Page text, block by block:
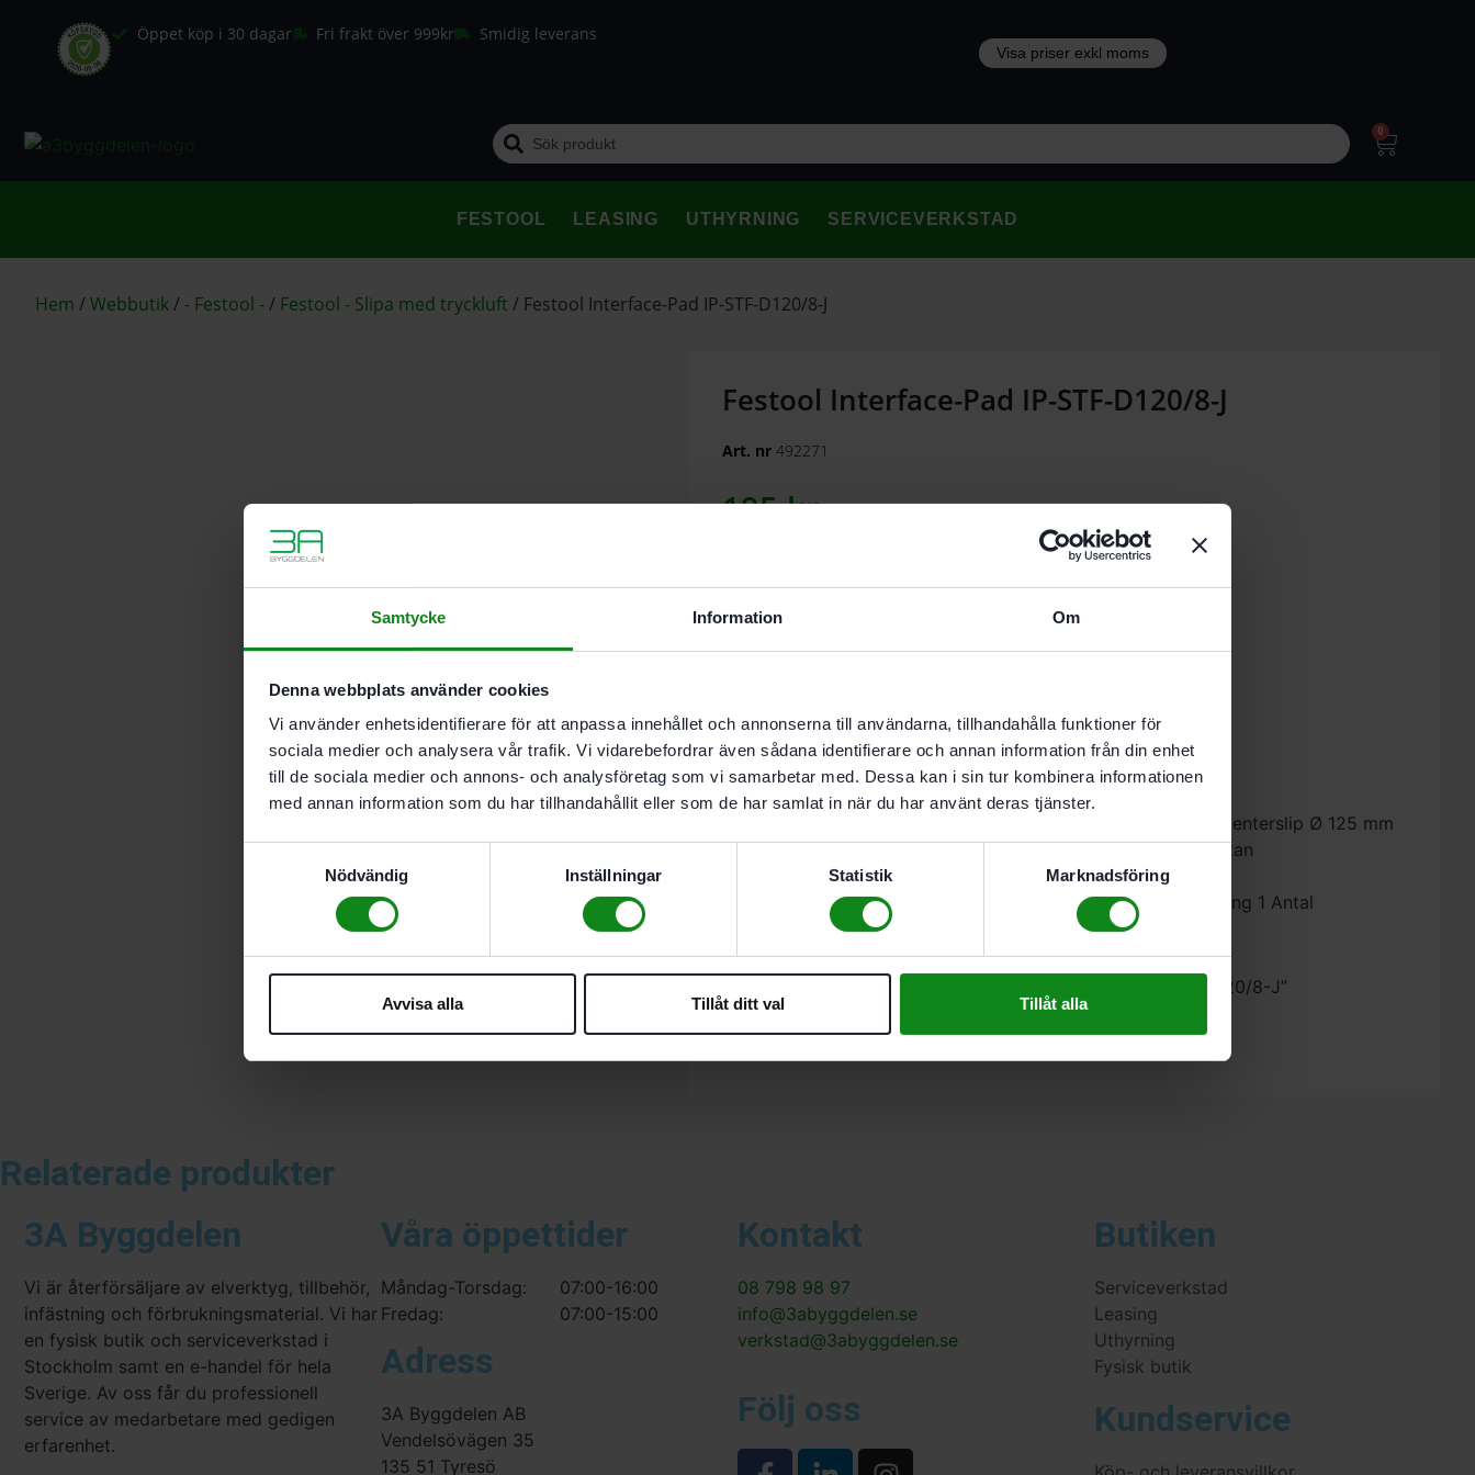
Samtycke Information Om
Denna webbplats använder cookies
Vi använder enhetsidentifierare för att anpassa innehållet och annonserna till användarna, tillhandahålla funktioner för
sociala medier och analysera vår trafik. Vi vidarebefordrar även sådana identifierare och annan information från din enhet
till de sociala medier och annons- och analysföretag som vi samarbetar med. Dessa kan i sin tur kombinera informationen
med annan information som du har tillhandahållit eller som de har samlat in när du har använt deras tjänster.
Nödvändig
Inställningar Statistik Marknadsföring
Avvisa alla Tillåt ditt val Tillåt alla
Öppet köp i 30 dagar Fri frakt över 999kr Smidig leverans
0
FESTOOL LEASING UTHYRNING SERVICEVERKSTAD
Hem /Webbutik/ - Festool -/ Festool - Slipa med tryckluft / Festool Interface-Pad IP-STF-D120/8-J
Festool Interface-Pad IP-STF-D120/8-J
Art. nr 492271
195kr
Beskrivning
Teknisk Data
Recensioner (0)
För slipning av välvda material samt finslipning med excenterslip Ø 125 mm
Som dämpningselement mellan slippappret och slipplattan
JETSTREAM
Höjd 15 mm; Diameter 120 mm; Hålbilds-Ø 90 mm; Förpackning 1 Antal
Bli först med att recensera ”Festool Interface-Pad IP-STF-D120/8-J”
Du måste vara
för att skriva en recension.
Relaterade produkter
3A Byggdelen
Vi är återförsäljare av elverktyg, tillbehör,
infästning och förbrukningsmaterial. Vi har
en fysisk butik och serviceverkstad i
Stockholm samt en e-handel för hela
Sverige. Av oss får du professionell
service av medarbetare med gedigen
erfarenhet.
Våra öppettider
Måndag-Torsdag:
Fredag:
07:00-16:00
07:00-15:00
Adress
3A Byggdelen AB
Vendelsövägen 35
135 51 Tyresö
Kontakt
08 798 98 97
info@3abyggdelen.se
verkstad@3abyggdelen.se
Följ oss
Butiken
Serviceverkstad
Leasing
Uthyrning
Fysisk butik
Kundservice